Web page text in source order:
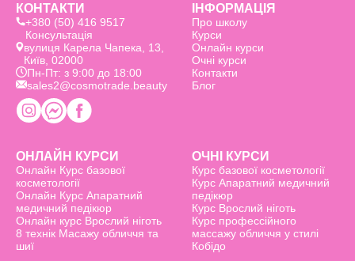
КОНТАКТИ
+380 (50) 416 9517
Консультація
вулиця Карела Чапека, 13,
Київ, 02000
Пн-Пт: з 9:00 до 18:00
sales2@cosmotrade.beauty
ІНФОРМАЦІЯ
Про школу
Курси
Онлайн курси
Очні курси
Контакти
Блог
ОНЛАЙН КУРСИ
Онлайн Курс базовоï
косметології
Онлайн Курс Апаратний
медичний педікюр
Онлайн курс Врослий ніготь
8 технік Масажу обличчя та
шиї
ОЧНІ КУРСИ
Курс базовоï косметології
Курс Апаратний медичний
педікюр
Курс Врослий ніготь
Курс профессійного
массажу обличчя у стилі
Кобідо